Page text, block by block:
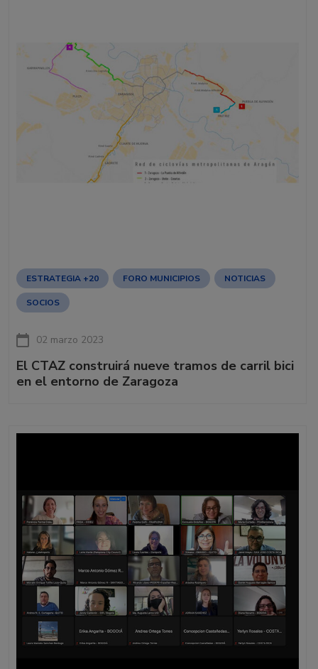
ESTRATEGIA +20 FORO MUNICIPIOS NOTICIAS
SOCIOS
02 marzo 2023
El CTAZ construirá nueve tramos de carril bici
en el entorno de Zaragoza